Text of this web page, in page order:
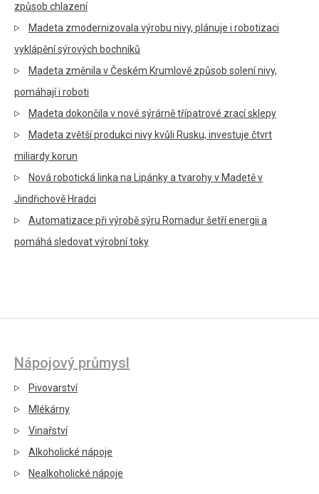
způsob chlazení
Madeta zmodernizovala výrobu nivy, plánuje i robotizaci
vyklápění sýrových bochníků
Madeta změnila v Českém Krumlově způsob solení nivy,
pomáhají i roboti
Madeta dokončila v nové sýrárně třípatrové zrací sklepy
Madeta zvětší produkci nivy kvůli Rusku, investuje čtvrt
miliardy korun
Nová robotická linka na Lipánky a tvarohy v Madetě v
Jindřichově Hradci
Automatizace při výrobě sýru Romadur šetří energii a
pomáhá sledovat výrobní toky
Nápojový průmysl
Pivovarství
Mlékárny
Vinařství
Alkoholické nápoje
Nealkoholické nápoje